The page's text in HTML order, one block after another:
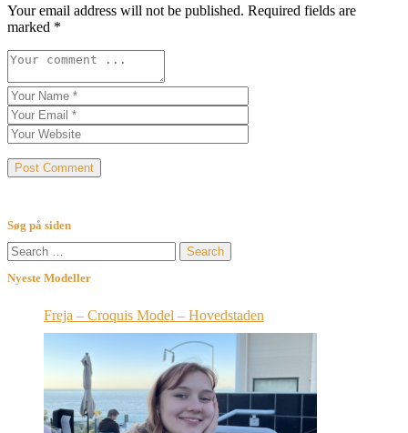
Your email address will not be published. Required fields are
marked *
Søg på siden
Search
for:
Nyeste Modeller
Freja – Croquis Model – Hovedstaden